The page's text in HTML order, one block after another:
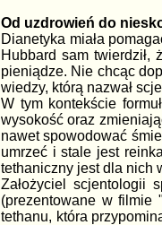
Od uzdrowień do
Dianetyka miała
Hubbard sam twierdził,
pieniądze. Nie chcąc
wiedzy, którą nazwał
W tym kontekście
wysokość oraz
nawet spowodować
umrzeć i stale jest
tethaniczny jest dla nich
Założyciel scjentologii
(prezentowane w filmie
tethanu, która